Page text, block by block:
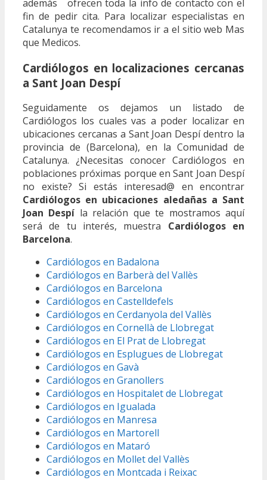
además ofrecen toda la info de contacto con el
fin de pedir cita. Para localizar especialistas en
Catalunya te recomendamos ir a el sitio web Mas
que Medicos.
Cardiólogos en localizaciones cercanas
a Sant Joan Despí
Seguidamente os dejamos un listado de
Cardiólogos los cuales vas a poder localizar en
ubicaciones cercanas a Sant Joan Despí dentro la
provincia de (Barcelona), en la Comunidad de
Catalunya. ¿Necesitas conocer Cardiólogos en
poblaciones próximas porque en Sant Joan Despí
no existe? Si estás interesad@ en encontrar
Cardiólogos en ubicaciones aledañas a Sant
Joan Despí la relación que te mostramos aquí
será de tu interés, muestra Cardiólogos en
Barcelona.
Cardiólogos en Badalona
Cardiólogos en Barberà del Vallès
Cardiólogos en Barcelona
Cardiólogos en Castelldefels
Cardiólogos en Cerdanyola del Vallès
Cardiólogos en Cornellà de Llobregat
Cardiólogos en El Prat de Llobregat
Cardiólogos en Esplugues de Llobregat
Cardiólogos en Gavà
Cardiólogos en Granollers
Cardiólogos en Hospitalet de Llobregat
Cardiólogos en Igualada
Cardiólogos en Manresa
Cardiólogos en Martorell
Cardiólogos en Mataró
Cardiólogos en Mollet del Vallès
Cardiólogos en Montcada i Reixac